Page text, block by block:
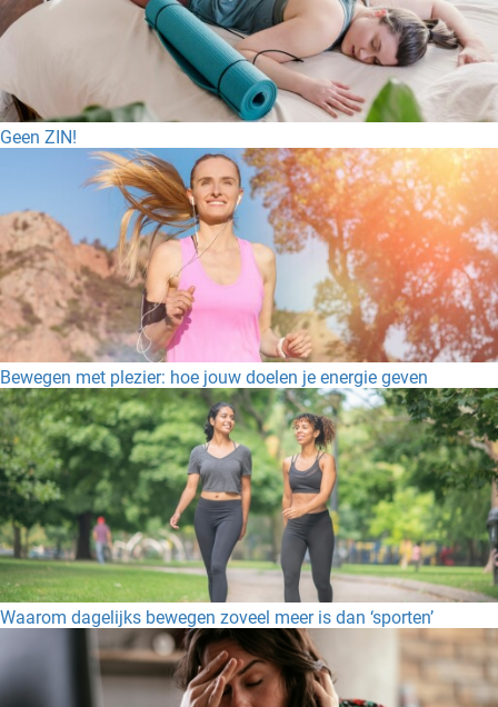
Geen ZIN!
Bewegen met plezier: hoe jouw doelen je energie geven
Waarom dagelijks bewegen zoveel meer is dan ‘sporten’